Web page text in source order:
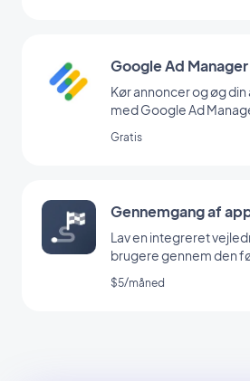
Google Ad Manager
Kør annoncer og øg
med Google Ad
Gratis
Gennemgang af
Lav en integreret
brugere gennem den
din app
$5/måned